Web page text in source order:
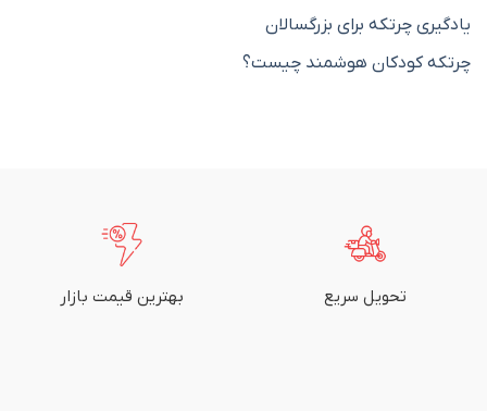
یادگیری چرتکه برای بزرگسالان
چرتکه کودکان هوشمند چیست؟
تحویل سریع بهترین قیمت بازار